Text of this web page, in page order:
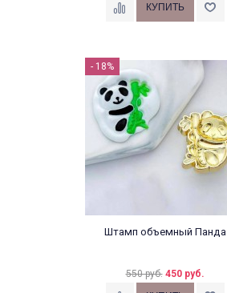
- 18%
Штамп объемный Панда
550 руб. 450 руб.